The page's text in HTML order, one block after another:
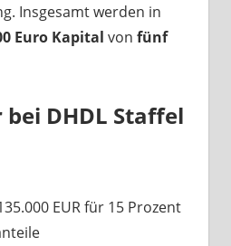
Insgesamt werden in
Euro Kapital von fünf
DHDL Staffel
EUR für 15 Prozent